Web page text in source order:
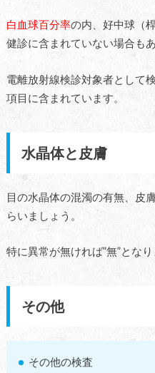
白血球百分率の内、好中球（
健診に含まれていない場合も
電離放射線検診対象者として
項目に含まれています。
水晶体と皮膚
目の水晶体の混濁の有無、皮
らいましょう。
特に異常が無ければ”無”となり
その他
その他の検査